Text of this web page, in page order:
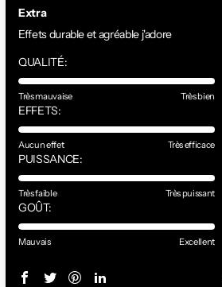
Extra
Effets durable et agréable j'adore
QUALITÉ:
Très mauvaise Très bien
EFFETS:
Aucun effet Très efficace
PUISSANCE:
Très faible Très puissant
GOÛT:
Mauvais Excellent